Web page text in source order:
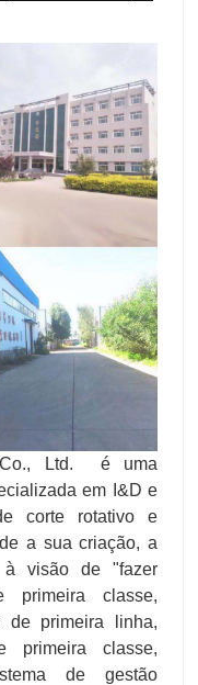
Co., Ltd. é uma
em I&D e
corte rotativo e
a sua criação, a
visão de "fazer
primeira classe,
de primeira linha,
primeira classe,
de gestão